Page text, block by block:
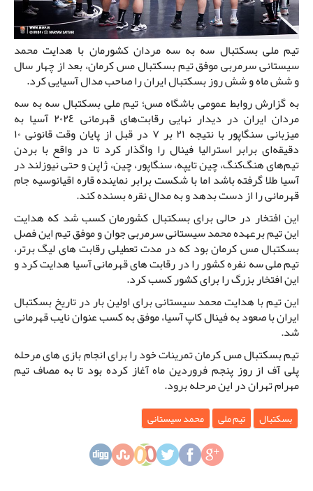
تیم ملى بسکتبال سه به سه مردان کشورمان با هدایت محمد
سیستانی سرمربی موفق تیم بسکتبال مس کرمان، بعد از چهار سال
و شش ماه و شش روز بسکتبال ایران را صاحب مدال آسیایى کرد.
به گزارش روابط عمومی باشگاه مس؛ تیم ملى بسکتبال سه به سه
مردان ایران در دیدار نهایى رقابت‌هاى قهرمانى ٢٠٢٤ آسیا به
میزبانى سنگاپور با نتیجه ٢١ بر ٧ در قبل از پایان وقت قانونى ١٠
دقیقه‌اى برابر استرالیا فینال را واگذار کرد تا در واقع با بردن
تیم‌هاى هنگ‌کنگ، چین تایپه، سنگاپور، چین، ژاپن و حتى نیوزلند در
آسیا طلا گرفته باشد اما با شکست برابر نماینده قاره اقیانوسیه جام
قهرمانى را از دست بدهد و به مدال نقره بسنده کند.
این افتخار در حالی برای بسکتبال کشورمان کسب شد که هدایت
این تیم برعهده محمد سیستانی سرمربی جوان و موفق تیم این فصل
بسکتبال مس کرمان بود که در مدت تعطیلی رقابت های لیگ برتر،
تیم ملی سه نفره کشور را در رقابت های قهرمانی آسیا هدایت کرد و
این افتخار بزرگ را برای کشور کسب کرد.
این تیم با هدایت محمد سیستانی برای اولین بار در تاریخ بسکتبال
ایران با صعود به فینال کاپ آسیا، موفق به کسب عنوان نایب قهرمانی
شد.
تیم بسکتبال مس کرمان تمرینات خود را برای انجام بازی های مرحله
پلی آف از روز پنجم فروردین ماه آغاز کرده بود تا به مصاف تیم
مهرام تهران در این مرحله برود.
بسکتبال تیم ملی محمد سیستانی